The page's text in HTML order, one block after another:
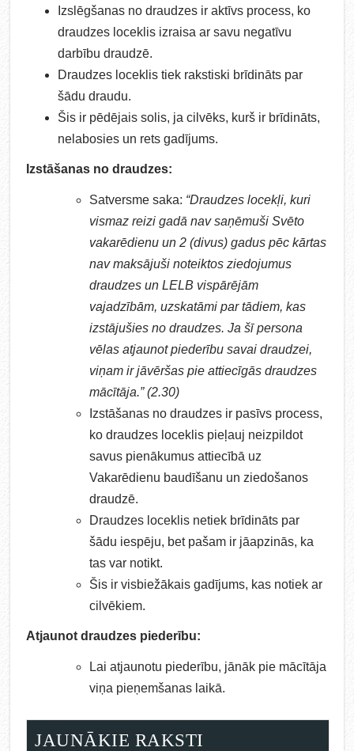
Izslēgšanas no draudzes ir aktīvs process, ko
draudzes loceklis izraisa ar savu negatīvu
darbību draudzē.
Draudzes loceklis tiek rakstiski brīdināts par
šādu draudu.
Šis ir pēdējais solis, ja cilvēks, kurš ir brīdināts,
nelabosies un rets gadījums.
Izstāšanas no draudzes:
Satversme saka: “Draudzes locekļi, kuri
vismaz reizi gadā nav saņēmuši Svēto
vakarēdienu un 2 (divus) gadus pēc kārtas
nav maksājuši noteiktos ziedojumus
draudzes un LELB vispārējām
vajadzībām, uzskatāmi par tādiem, kas
izstājušies no draudzes. Ja šī persona
vēlas atjaunot piederību savai draudzei,
viņam ir jāvēršas pie attiecīgās draudzes
mācītāja.” (2.30)
Izstāšanas no draudzes ir pasīvs process,
ko draudzes loceklis pieļauj neizpildot
savus pienākumus attiecībā uz
Vakarēdienu baudīšanu un ziedošanos
draudzē.
Draudzes loceklis netiek brīdināts par
šādu iespēju, bet pašam ir jāapzinās, ka
tas var notikt.
Šis ir visbiežākais gadījums, kas notiek ar
cilvēkiem.
Atjaunot draudzes piederību:
Lai atjaunotu piederību, jānāk pie mācītāja
viņa pieņemšanas laikā.
JAUNĀKIE RAKSTI